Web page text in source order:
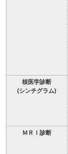
核医学診断
(シンチグラム)
ＭＲＩ診断